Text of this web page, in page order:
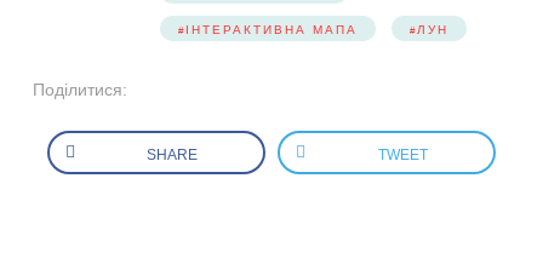
ІНТЕРАКТИВНА МАПА ЛУН
Поділитися:
SHARE TWEET